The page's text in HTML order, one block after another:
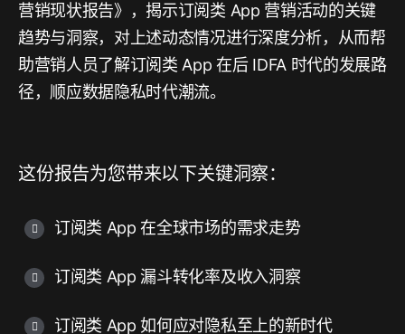
营销现状报告》，揭示订阅类 App 营销活动的关键
趋势与洞察，对上述动态情况进行深度分析，从而帮
助营销人员了解订阅类 App 在后 IDFA 时代的发展路
径，顺应数据隐私时代潮流。
这份报告为您带来以下关键洞察：
订阅类 App 在全球市场的需求走势
订阅类 App 漏斗转化率及收入洞察
订阅类 App 如何应对隐私至上的新时代